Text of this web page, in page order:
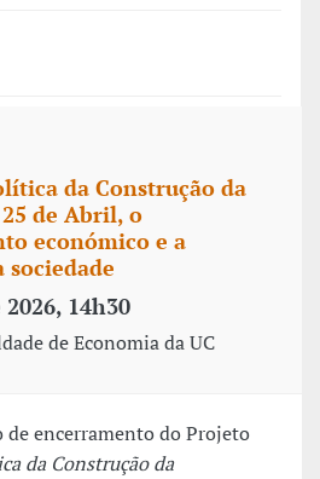
da Construção da
de Abril, o
económico e a
sociedade
14h30
de Economia da UC
de encerramento do Projeto
da Construção da